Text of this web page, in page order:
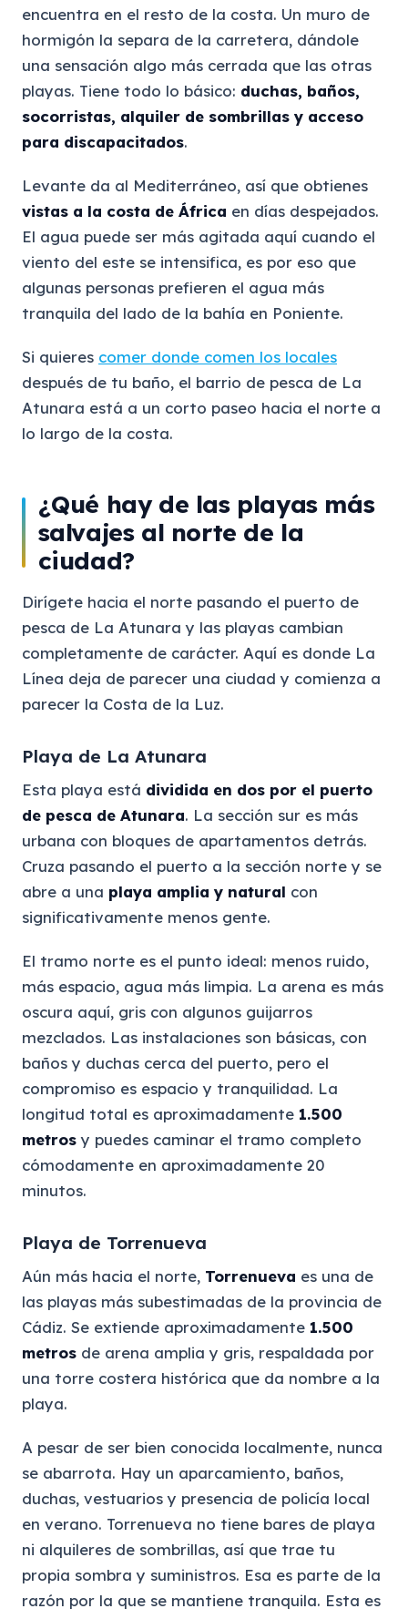
encuentra en el resto de la costa. Un muro de
hormigón la separa de la carretera, dándole
una sensación algo más cerrada que las otras
playas. Tiene todo lo básico: duchas, baños,
socorristas, alquiler de sombrillas y acceso
para discapacitados.
Levante da al Mediterráneo, así que obtienes
vistas a la costa de África en días despejados.
El agua puede ser más agitada aquí cuando el
viento del este se intensifica, es por eso que
algunas personas prefieren el agua más
tranquila del lado de la bahía en Poniente.
Si quieres comer donde comen los locales
después de tu baño, el barrio de pesca de La
Atunara está a un corto paseo hacia el norte a
lo largo de la costa.
¿Qué hay de las playas más
salvajes al norte de la
ciudad?
Dirígete hacia el norte pasando el puerto de
pesca de La Atunara y las playas cambian
completamente de carácter. Aquí es donde La
Línea deja de parecer una ciudad y comienza a
parecer la Costa de la Luz.
Playa de La Atunara
Esta playa está dividida en dos por el puerto
de pesca de Atunara. La sección sur es más
urbana con bloques de apartamentos detrás.
Cruza pasando el puerto a la sección norte y se
abre a una playa amplia y natural con
significativamente menos gente.
El tramo norte es el punto ideal: menos ruido,
más espacio, agua más limpia. La arena es más
oscura aquí, gris con algunos guijarros
mezclados. Las instalaciones son básicas, con
baños y duchas cerca del puerto, pero el
compromiso es espacio y tranquilidad. La
longitud total es aproximadamente 1.500
metrosy puedes caminar el tramo completo
cómodamente en aproximadamente 20
minutos.
Playa de Torrenueva
Aún más hacia el norte, Torrenueva es una de
las playas más subestimadas de la provincia de
Cádiz. Se extiende aproximadamente 1.500
metros de arena amplia y gris, respaldada por
una torre costera histórica que da nombre a la
playa.
A pesar de ser bien conocida localmente, nunca
se abarrota. Hay un aparcamiento, baños,
duchas, vestuarios y presencia de policía local
en verano. Torrenueva no tiene bares de playa
ni alquileres de sombrillas, así que trae tu
propia sombra y suministros. Esa es parte de la
razón por la que se mantiene tranquila. Esta es